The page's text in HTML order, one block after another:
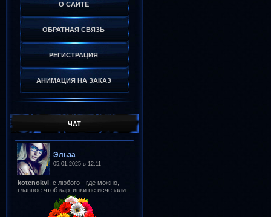
О САЙТЕ
ОБРАТНАЯ СВЯЗЬ
РЕГИСТРАЦИЯ
АНИМАЦИЯ НА ЗАКАЗ
ЧАТ